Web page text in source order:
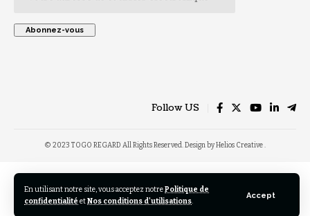
En utilisant notre site, vous acceptez notrePolitique de
confidentialité etNos conditions d'utilisations.
Accept
Follow US
© 2023 TOGO REGARD All Rights Reserved. Design by Helios Creative .